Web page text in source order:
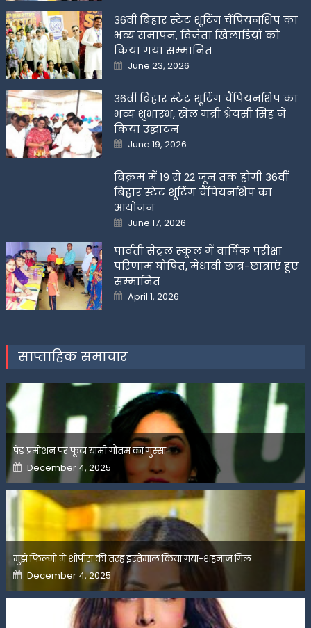
36वीं बिहार स्टेट शूटिंग चैंपियनशिप का
भव्य समापन, विजेता खिलाडिय़ों को
किया गया सम्मानित
Posted
on
June 23, 2026
36वीं बिहार स्टेट शूटिंग चैंपियनशिप का
भव्य शुभारंभ, खेल मंत्री श्रेयसी सिंह ने
किया उद्घाटन
Posted
on
June 19, 2026
बिक्रम में 19 से 22 जून तक होगी 36वीं
बिहार स्टेट शूटिंग चैंपियनशिप का
आयोजन
Posted
on
June 17, 2026
पार्वती सेंट्रल स्कूल में वार्षिक परीक्षा
परिणाम घोषित, मेधावी छात्र-छात्राएं हुए
सम्मानित
Posted
on
April 1, 2026
साप्ताहिक समाचार
पेड प्रमोशन पर फूटा यामी गौतम का गुस्सा
Posted
on
December 4, 2025
मुझे फिल्मों में शोपीस की तरह इस्तेमाल किया गया-शहनाज गिल
Posted
on
December 4, 2025